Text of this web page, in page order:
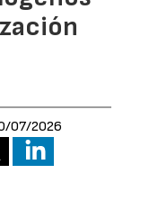
07/2026